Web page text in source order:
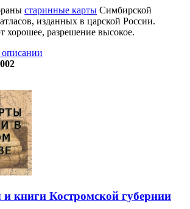
старинные карты Симбирской
изданных в царской России.
хорошее, разрешение высокое.
и книги Костромской губернии